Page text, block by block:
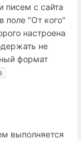
писем с сайта
поле "От кого"
настроена
не
формат
выполняется